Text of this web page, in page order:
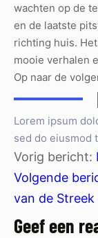
wachten op de
en de laatste
richting huis.
mooie verhalen
Op naar de
Lorem ipsum
sed do eiusmod
Vorig bericht:
Volgende
van de Streek
Geef een